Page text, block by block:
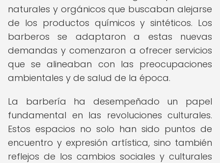
naturales y orgánicos que buscaban alejarse
de los productos químicos y sintéticos. Los
barberos se adaptaron a estas nuevas
demandas y comenzaron a ofrecer servicios
que se alineaban con las preocupaciones
ambientales y de salud de la época.
La barbería ha desempeñado un papel
fundamental en las revoluciones culturales.
Estos espacios no solo han sido puntos de
encuentro y expresión artística, sino también
reflejos de los cambios sociales y culturales